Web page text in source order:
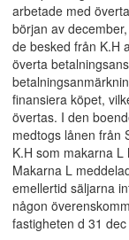
arbetade med
början av
de besked från K.H
överta
finansiera köpet,
övertas. I den
medtogs lånen från
K.H som makarna
Makarna L
emellertid säljarna
någon
fastigheten d 31